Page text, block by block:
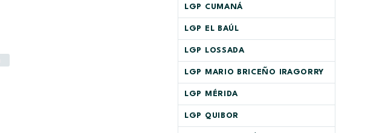
LGP CUMANÁ
LGP EL BAÚL
LGP LOSSADA
LGP MARIO BRICEÑO IRAGORRY
LGP MÉRIDA
LGP QUIBOR